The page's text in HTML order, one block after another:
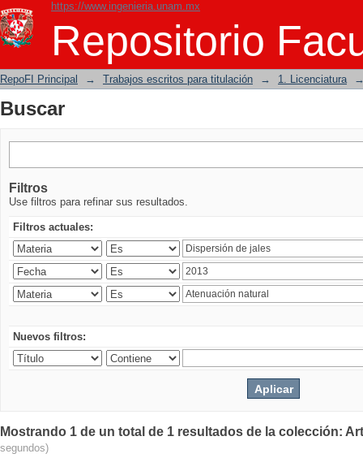
https://www.ingenieria.unam.mx
Repositorio
Buscar
RepoFI Principal → Trabajos escritos para titulación → 1. Licenciatura
Buscar
Filtros
Use filtros para refinar sus resultados.
Filtros actuales:
Nuevos filtros:
Mostrando 1 de un total de 1 resultados de la colección:
segundos)